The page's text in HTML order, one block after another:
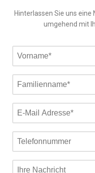
Hinterlassen Sie uns
umgehend mit